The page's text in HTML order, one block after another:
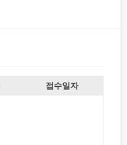
접수일자